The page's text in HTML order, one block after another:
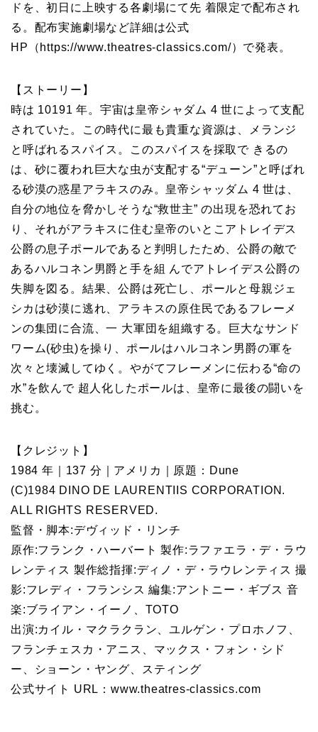
ドを、初日に上映する各劇場にて先 着限定で配布され
る。配布実施劇場など詳細は公式
HP（https://www.theatres-classics.com/）で発表。
【ストーリー】
時は 10191 年。宇宙は皇帝シャダム 4 世によって支配
されていた。この時代に最も貴重な資源は、メランジ
と呼ばれるスパイス。このスパイスを採取で きるの
は、砂に覆われ巨大な虫が支配する“デューン”と呼ばれ
る砂漠の惑星アラキスのみ。皇帝シャッダム 4 世は、
自分の地位を脅かしそうな“救世主” の出現を恐れてお
り、それがアラキスに住む皇帝のいとこアトレイデス
公爵の息子ポールであると判明したため、公爵の敵で
あるハルコネン男爵と手を組 んでアトレイデス公爵の
失脚を図る。結果、公爵は死亡し、ポールと母親ジェ
シカは砂漠に逃れ、アラキスの原住民であるフレーメ
ンの集団に合流、一 大軍団を組織する。巨大なサンド
ワーム(砂虫)を操り、ポールはハルコネン男爵の軍を
次々と壊滅してゆく。やがてフレーメンに伝わる“命の
水”を飲んで 超人化したポールは、皇帝に最後の闘いを
挑む。
【クレジット】
1984 年｜137 分｜アメリカ｜原題：Dune
(C)1984 DINO DE LAURENTIIS CORPORATION.
ALL RIGHTS RESERVED.
監督・脚本:デヴィッド・リンチ
原作:フランク・ハーバート 製作:ラファエラ・デ・ラウ
レンティス 製作総指揮:ディノ・デ・ラウレンティス 撮
影:フレディ・フランシス 編集:アントニー・ギブス 音
楽:ブライアン・イーノ、TOTO
出演:カイル・マクラクラン、ユルゲン・プロホノフ、
フランチェスカ・アニス、マックス・フォン・シド
ー、ショーン・ヤング、スティング
公式サイト URL：www.theatres-classics.com